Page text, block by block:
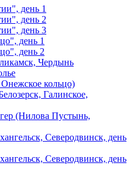
день 1
день 2
день 3
день 1
день 2
Чердынь
кольцо)
Галинское,
(Нилова Пустынь,
Северодвинск, день
Северодвинск, день